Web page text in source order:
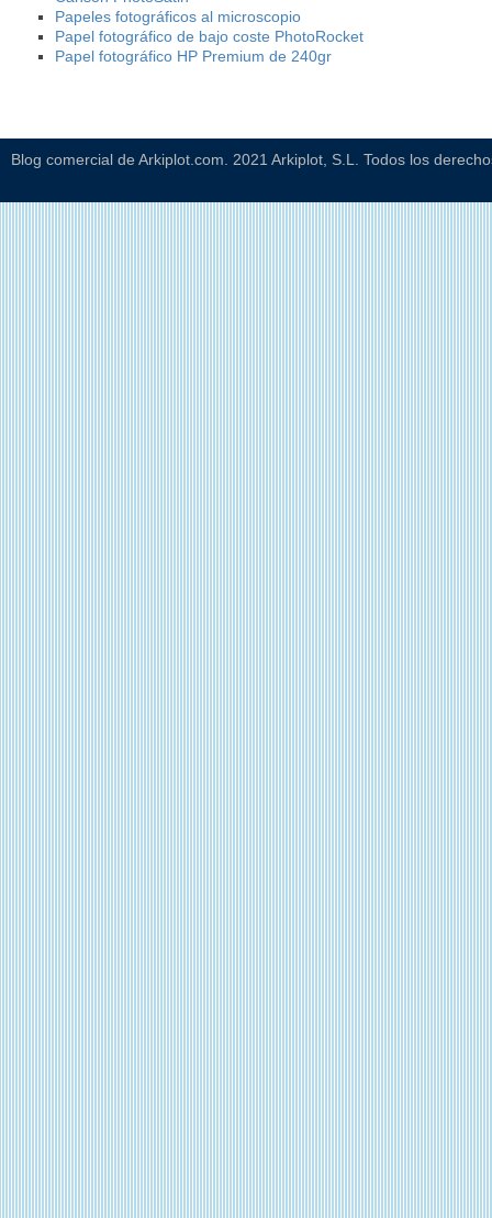
Papeles fotográficos al microscopio
Papel fotográfico de bajo coste PhotoRocket
Papel fotográfico HP Premium de 240gr
Blog comercial de Arkiplot.com. 2021 Arkiplot, S.L. Todos los